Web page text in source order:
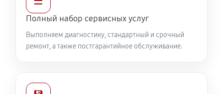
Полный набор сервисных услуг
Выполняем диагностику, стандартный и срочный
ремонт, а также постгарантийное обслуживание.